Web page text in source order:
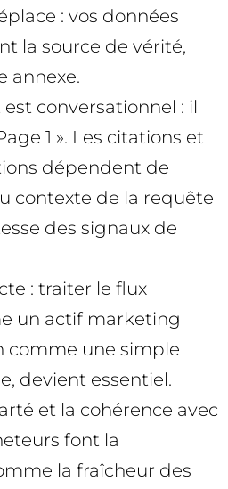
: vos données
la source de vérité,
annexe.
conversationnel : il
1 ». Les citations et
dépendent de
contexte de la requête
des signaux de
: traiter le flux
un actif marketing
comme une simple
devient essentiel.
et la cohérence avec
font la
la fraîcheur des